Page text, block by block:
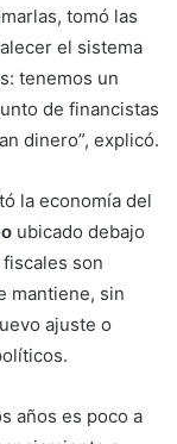
tomó las
el sistema
tenemos un
de financistas
dinero”, explicó.
la economía del
ubicado debajo
son
mantiene, sin
ajuste o
años es poco a